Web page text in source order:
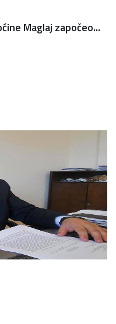
Maglaj započeo...